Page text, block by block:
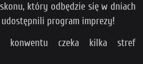
który odbędzie się w dniach
program imprezy!
konwentu czeka kilka stref